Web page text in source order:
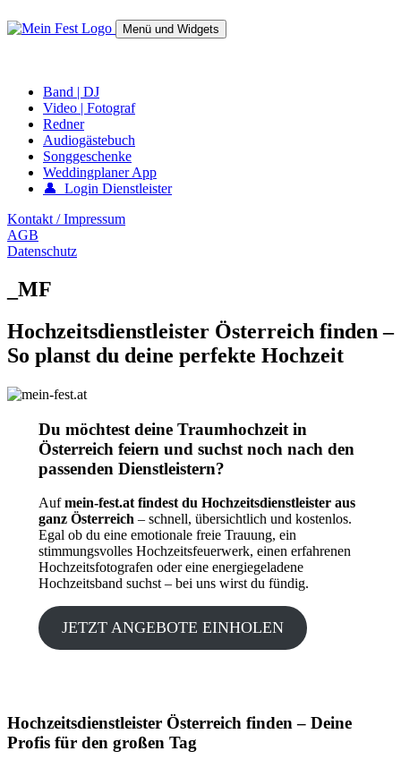
zum
Menü und Widgets
Band | DJ
Video | Fotograf
Redner
Audiogästebuch
Songgeschenke
Weddingplaner App
👤 Login Dienstleister
Kontakt / Impressum
AGB
Datenschutz
_MF
Hochzeitsdienstleister Österreich finden –
So planst du deine perfekte Hochzeit
Du möchtest deine Traumhochzeit in
Österreich feiern und suchst noch nach den
passenden Dienstleistern?
Aufmein-fest.at findest du Hochzeitsdienstleister aus
ganz Österreich– schnell, übersichtlich und kostenlos.
Egal ob du eine emotionale freie Trauung, ein
stimmungsvolles Hochzeitsfeuerwerk, einen erfahrenen
Hochzeitsfotografen oder eine energiegeladene
Hochzeitsband suchst – bei uns wirst du fündig.
JETZT ANGEBOTE EINHOLEN
Hochzeitsdienstleister Österreich finden – Deine
Profis für den großen Tag